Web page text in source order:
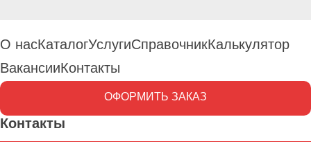
О насКаталогУслугиСправочникКалькулятор
ВакансииКонтакты
ОФОРМИТЬ ЗАКАЗ
Контакты